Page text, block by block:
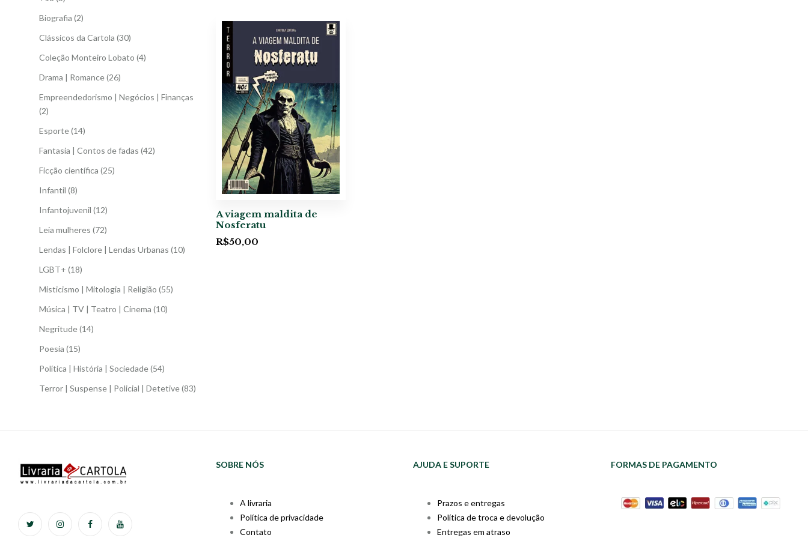
Biografia (2)
Clássicos da Cartola (30)
Coleção Monteiro Lobato (4)
Drama | Romance(26)
Empreendedorismo | Negócios | Finanças
(2)
Esporte(14)
Fantasia | Contos de fadas (42)
Ficção científica (25)
Infantil (8)
Infantojuvenil (12)
Leia mulheres (72)
Lendas | Folclore | Lendas Urbanas (10)
LGBT+ (18)
Misticismo | Mitologia | Religião (55)
Música | TV | Teatro | Cinema (10)
Negritude(14)
Poesia (15)
Política | História | Sociedade(54)
Terror | Suspense | Policial | Detetive(83)
A viagem maldita de
Nosferatu
R$50,00
SOBRE NÓS
A livraria
Política de privacidade
Contato
AJUDA E SUPORTE
Prazos e entregas
Política de troca e devolução
Entregas em atraso
FORMAS DE PAGAMENTO